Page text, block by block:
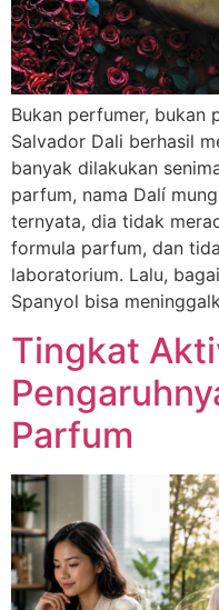
Bukan perfumer, bukan
Salvador Dali berhasil
banyak dilakukan
parfum, nama Dalí
ternyata, dia tidak
formula parfum, dan
laboratorium. Lalu,
Spanyol bisa
Tingkat
Parfum